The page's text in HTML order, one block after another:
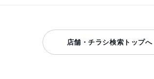
店舗・チラシ検索トップへ